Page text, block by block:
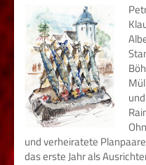
und verheiratete
das erste Jahr als